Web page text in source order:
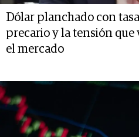
Dólar planchado con
precario y la tensión que
el mercado